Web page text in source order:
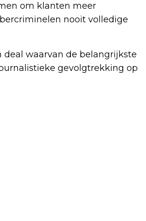
om klanten meer
nooit volledige
waarvan de belangrijkste
gevolgtrekking op